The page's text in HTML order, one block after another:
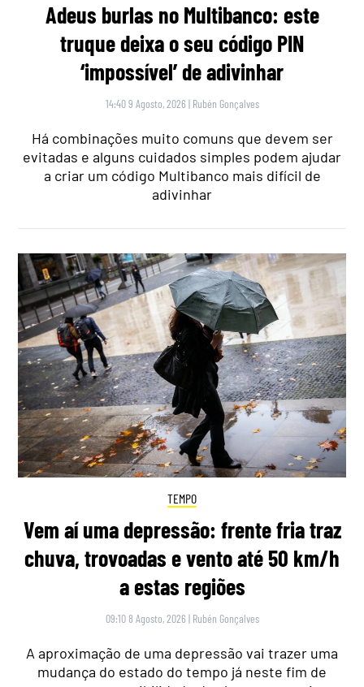
Adeus burlas no Multibanco: este
truque deixa o seu código PIN
‘impossível’ de adivinhar
14:40 9 Agosto, 2026 | Rubén Gonçalves
Há combinações muito comuns que devem ser
evitadas e alguns cuidados simples podem ajudar
a criar um código Multibanco mais difícil de
adivinhar
TEMPO
Vem aí uma depressão: frente fria traz
chuva, trovoadas e vento até 50 km/h
a estas regiões
09:10 8 Agosto, 2026 | Rubén Gonçalves
A aproximação de uma depressão vai trazer uma
mudança do estado do tempo já neste fim de